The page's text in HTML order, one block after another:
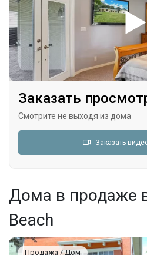
TwoOrMoreSpaces
Автоматические ворота
Заказать
Смотрите не выходя из дома
Заказать
Дома в продаже
Beach
Продажа / Дом